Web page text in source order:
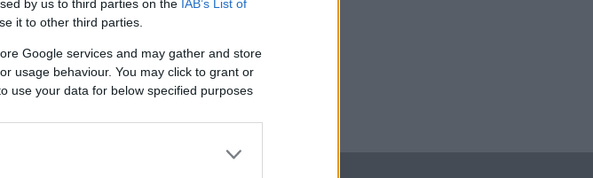
by us to third parties on the IAB’s List of
it to other third parties.
Google services and may gather and store
usage behaviour. You may click to grant or
use your data for below specified purposes